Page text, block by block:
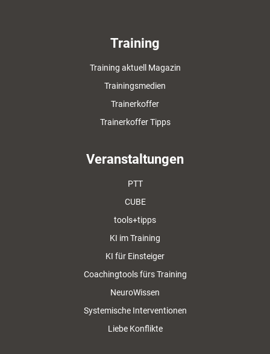
Training
Training aktuell Magazin
Trainingsmedien
Trainerkoffer
Trainerkoffer Tipps
Veranstaltungen
PTT
CUBE
tools+tipps
KI im Training
KI für Einsteiger
Coachingtools fürs Training
NeuroWissen
Systemische Interventionen
Liebe Konflikte